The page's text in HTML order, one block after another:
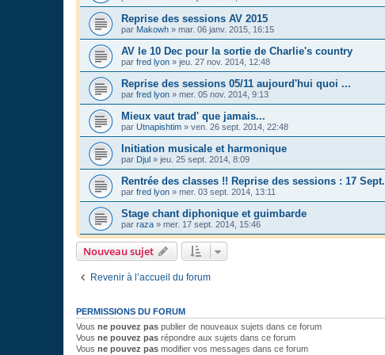
Reprise des sessions AV 2015
par Makowh » mar. 06 janv. 2015, 16:15
AV le 10 Dec pour la sortie de Charlie's country
par fred lyon » jeu. 27 nov. 2014, 12:48
Reprise des sessions 05/11 aujourd'hui quoi ...
par fred lyon » mer. 05 nov. 2014, 9:13
Mieux vaut trad' que jamais...
par Utnapishtim » ven. 26 sept. 2014, 22:48
Initiation musicale et harmonique
par Djul » jeu. 25 sept. 2014, 8:09
Rentrée des classes !! Reprise des sessions : 17 Sept.
par fred lyon » mer. 03 sept. 2014, 13:11
Stage chant diphonique et guimbarde
par raza » mer. 17 sept. 2014, 15:46
Nouveau sujet
Revenir à l’accueil du forum
PERMISSIONS DU FORUM
Vous ne pouvez pas publier de nouveaux sujets dans ce forum
Vous ne pouvez pas répondre aux sujets dans ce forum
Vous ne pouvez pas modifier vos messages dans ce forum